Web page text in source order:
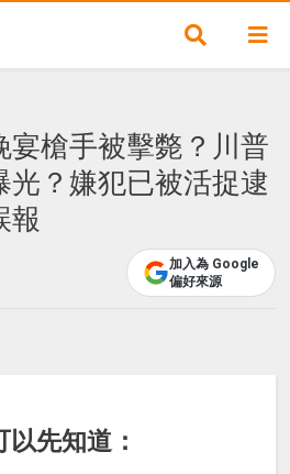
宴槍手被擊斃？川普
光？嫌犯已被活捉逮
報
加入為 Google
偏好來源
以先知道：